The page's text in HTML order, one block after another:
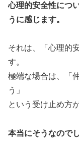
心理的安全性につ
うに感じます。
それは、「心理的
す。
極端な場合は、「
う」
という受け止め方
本当にそうなので